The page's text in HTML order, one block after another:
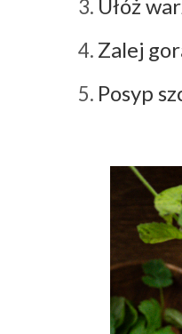
Ułóż
Zalej
Posyp